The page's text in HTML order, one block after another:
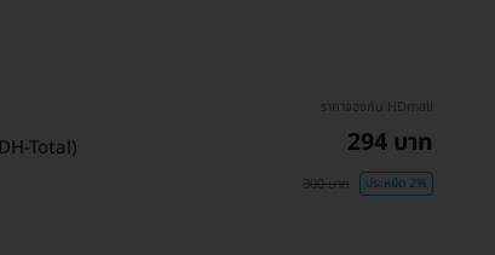
Total)
ราคาจองกับ HDmall
294 บาท
300 บาท ประหยัด 2%